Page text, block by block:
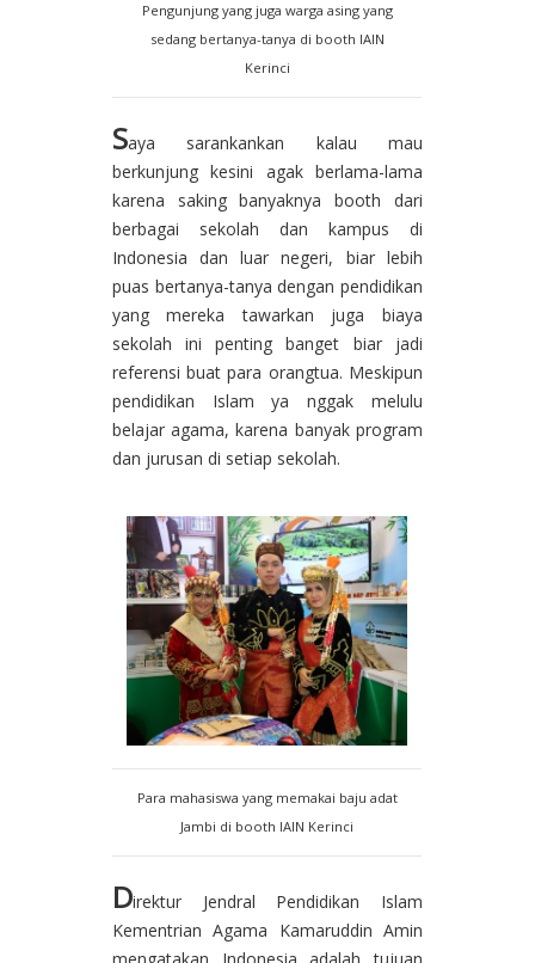
Pengunjung yang juga warga asing yang
sedang bertanya-tanya di booth IAIN
Kerinci
Saya sarankankan kalau mau
berkunjung kesini agak berlama-lama
karena saking banyaknya booth dari
berbagai sekolah dan kampus di
Indonesia dan luar negeri, biar lebih
puas bertanya-tanya dengan pendidikan
yang mereka tawarkan juga biaya
sekolah ini penting banget biar jadi
referensi buat para orangtua. Meskipun
pendidikan Islam ya nggak melulu
belajar agama, karena banyak program
dan jurusan di setiap sekolah.
Para mahasiswa yang memakai baju adat
Jambi di booth IAIN Kerinci
Direktur Jendral Pendidikan Islam
Kementrian Agama Kamaruddin Amin